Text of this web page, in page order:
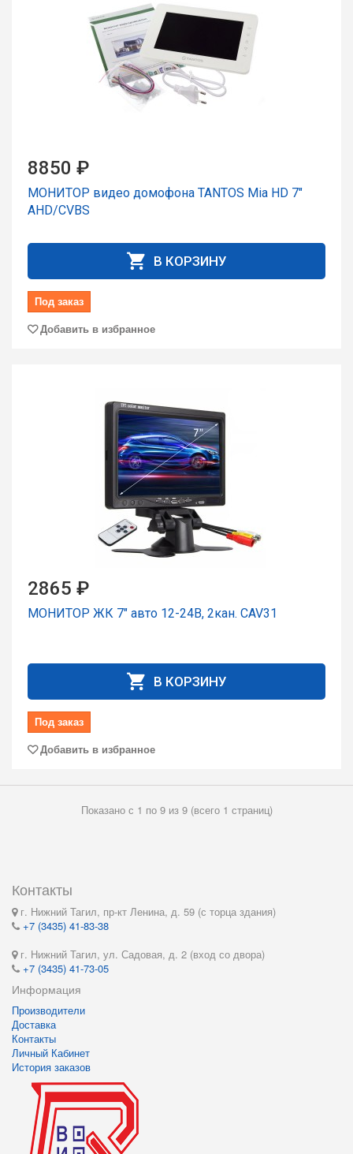
8850 ₽
МОНИТОР видео домофона TANTOS Mia HD 7"
AHD/CVBS
В КОРЗИНУ
Под заказ
Добавить в избранное
2865 ₽
МОНИТОР ЖК 7" авто 12-24В, 2кан. CAV31
В КОРЗИНУ
Под заказ
Добавить в избранное
Показано с 1 по 9 из 9 (всего 1 страниц)
Контакты
г. Нижний Тагил, пр-кт Ленина, д. 59 (с торца здания)
+7 (3435) 41-83-38
г. Нижний Тагил, ул. Садовая, д. 2 (вход со двора)
+7 (3435) 41-73-05
Информация
Производители
Доставка
Контакты
Личный Кабинет
История заказов